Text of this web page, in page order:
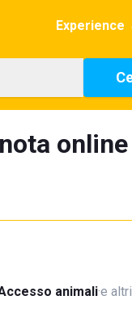
Experience
animali·e